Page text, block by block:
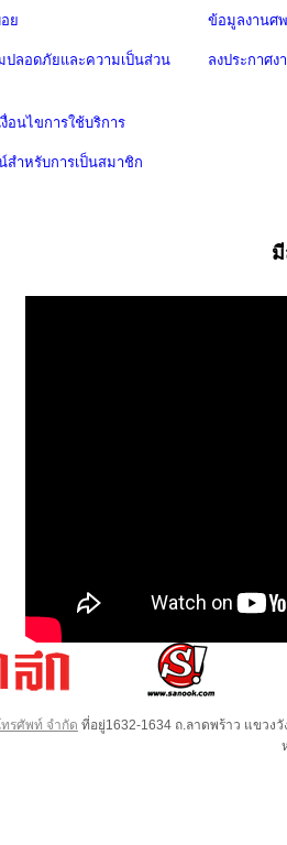
ย
ปลอดภัยและความเป็นส่วน
อนไขการใช้บริการ
สำหรับการเป็นสมาชิก
ข้อมูลงานศพ
ลงประกาศง
รศัพท์ จำกัด ที่อยู่1632-1634 ถ.ลาดพร้าว แขวง